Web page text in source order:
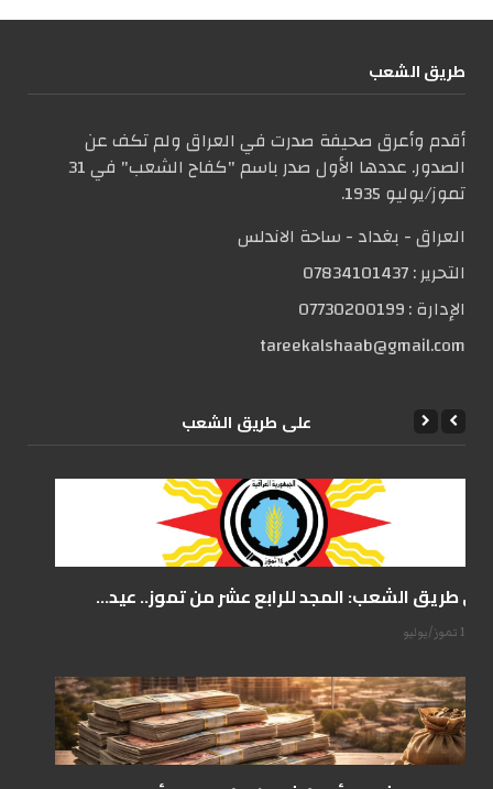
طریق الشعب
أقدم وأعرق صحيفة صدرت في العراق ولم تكف عن
الصدور. عددها الأول صدر باسم "كفاح الشعب" في 31
تموز/يوليو 1935.
العراق - بغداد - ساحة الاندلس
التحریر :07834101437
الإدارة :07730200199
tareekalshaab@gmail.com
علی طریق الشعب
على طريق الشعب: المجد للرابع عشر من تموز.. عيد...
14 تموز/يوليو